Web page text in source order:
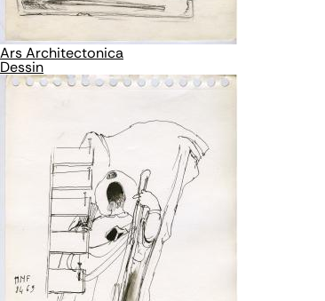
Ars Architectonica
Dessin